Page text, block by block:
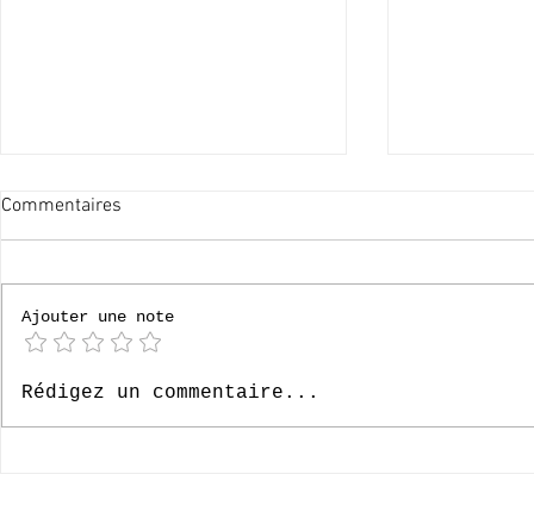
60x merci !
Commentaires
Ajouter une note
Rédigez un commentaire...